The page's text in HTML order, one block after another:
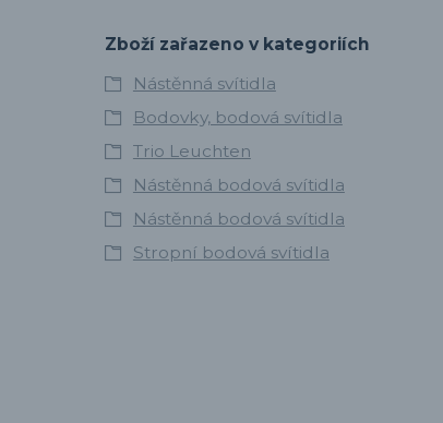
Zboží zařazeno v kategoriích
Nástěnná svítidla
Bodovky, bodová svítidla
Trio Leuchten
Nástěnná bodová svítidla
Nástěnná bodová svítidla
Stropní bodová svítidla